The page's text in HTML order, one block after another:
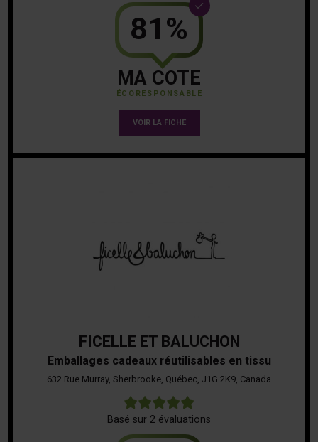
81%
MA COTE
ÉCORESPONSABLE
VOIR LA FICHE
FICELLE ET BALUCHON
Emballages cadeaux réutilisables en tissu
632 Rue Murray, Sherbrooke, Québec, J1G 2K9, Canada
Basé sur 2 évaluations